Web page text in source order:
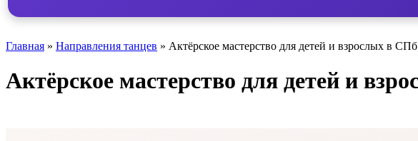
Главная » Направления танцев » Актёрское мастерство для детей и взрослых в СПб
Актёрское мастерство для детей и